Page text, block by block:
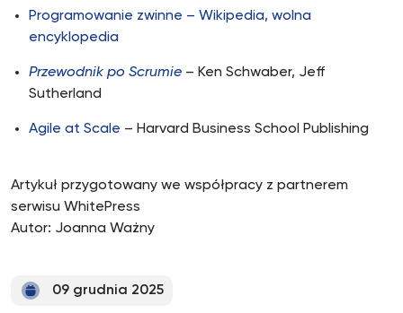
Programowanie zwinne – Wikipedia, wolna
encyklopedia
Przewodnik po Scrumie – Ken Schwaber, Jeff
Sutherland
Agile at Scale – Harvard Business School Publishing
Artykuł przygotowany we współpracy z partnerem
serwisu WhitePress
Autor: Joanna Ważny
09 grudnia 2025